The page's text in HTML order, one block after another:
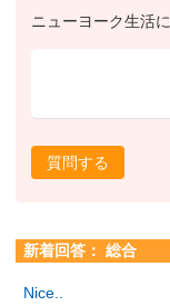
ニューヨーク生活
質問する
新着回答： 総合
Nice..